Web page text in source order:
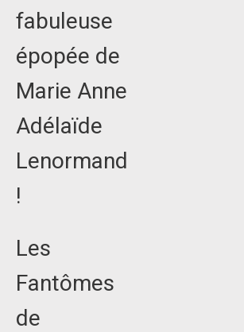
fabuleuse
épopée de
Marie Anne
Adélaïde
Lenormand
!
Les
Fantômes
de